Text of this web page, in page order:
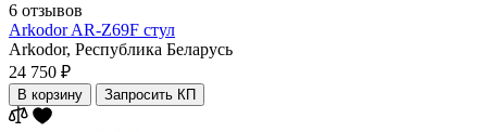
6 отзывов
Arkodor AR-Z69F стул
Arkodor, Республика Беларусь
24 750 ₽
В корзину Запросить КП